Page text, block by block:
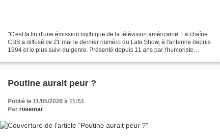
"C'est la fin d'une émission mythique de la télévision américaine. La chaîne
CBS a diffusé ce 21 mai le dernier numéro du Late Show, à l'antenne depuis
1994 et le plus suivi du genre. Présenté depuis 11 ans par l'humoriste
Poutine aurait peur ?
Publié le 11/05/2026 à 11:51
Par rosemar